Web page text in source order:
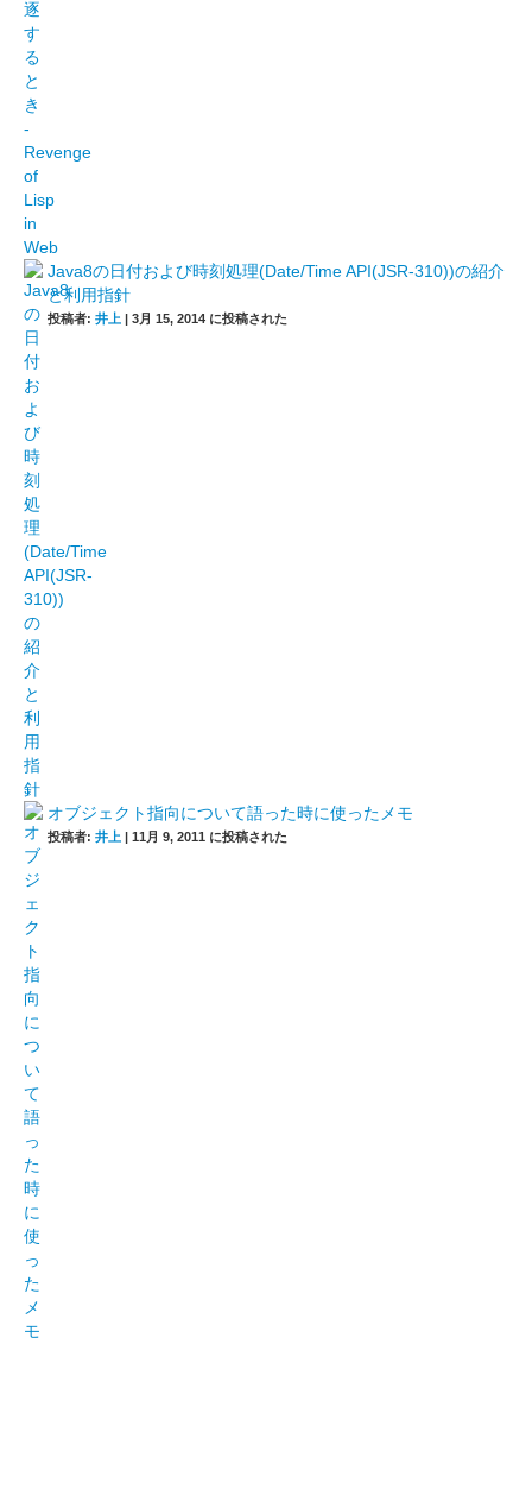
Java8の日付および時刻処理(Date/Time API(JSR-310))の紹介
と利用指針
投稿者: 井上 | 3月 15, 2014 に投稿された
オブジェクト指向について語った時に使ったメモ
投稿者: 井上 | 11月 9, 2011 に投稿された